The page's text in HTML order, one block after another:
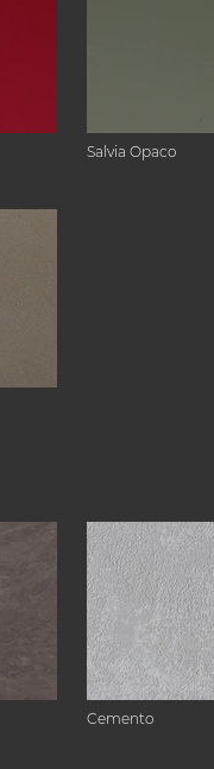
Salvia Opaco
Cemento